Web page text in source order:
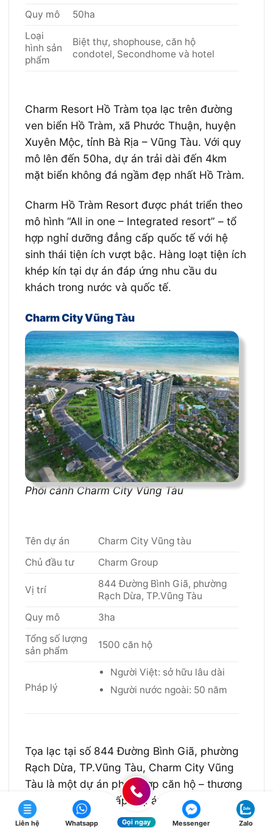
Quy mô
50ha
Loại
hình sản
phẩm
Biệt thự, shophouse, căn hộ
condotel, Secondhome và hotel
Charm Resort Hồ Tràm tọa lạc trên đường
ven biển Hồ Tràm, xã Phước Thuận, huyện
Xuyên Mộc, tỉnh Bà Rịa – Vũng Tàu. Với quy
mô lên đến 50ha, dự án trải dài đến 4km
mặt biển không đá ngầm đẹp nhất Hồ Tràm.
Charm Hồ Tràm Resort được phát triển theo
mô hình “All in one – Integrated resort” – tổ
hợp nghỉ dưỡng đẳng cấp quốc tế với hệ
sinh thái tiện ích vượt bậc. Hàng loạt tiện ích
khép kín tại dự án đáp ứng nhu cầu du
khách trong nước và quốc tế.
Charm City Vũng Tàu
Phối cảnh Charm City Vũng Tàu
Tên dự án
Charm City Vũng tàu
Chủ đầu tư
Charm Group
Vị trí
844 Đường Bình Giã, phường
Rạch Dừa, TP.Vũng Tàu
Quy mô
3ha
Tổng số lượng
sản phẩm
1500 căn hộ
Pháp lý
Người Việt: sở hữu lâu dài
Người nước ngoài: 50 năm
Tọa lạc tại số 844 Đường Bình Giã, phường
Rạch Dừa, TP.Vũng Tàu, Charm City Vũng
Tàu là một dự án phức hợp căn hộ – thương
mại – giải trí cao cấp. Dự án là sự kết hợp
hoàn hảo giữa phong cách sống thượng lưu
Liên hệ Whatsapp Gọi ngay Messenger Zalo